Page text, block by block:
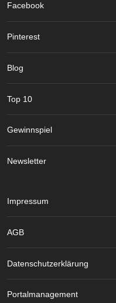
Facebook
Pinterest
Blog
Top 10
Gewinnspiel
Newsletter
Impressum
AGB
Datenschutzerklärung
Portalmanagement